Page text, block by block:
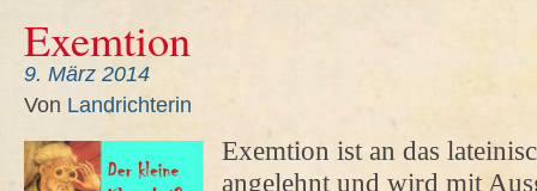
Exemtion
9. März 2014
Von Landrichterin
Exemtion ist an das
angelehnt und wird mit